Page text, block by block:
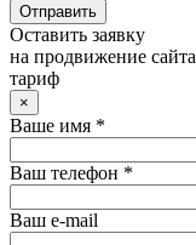
Отправить
Оставить заявку
на продвижение сайта
тариф
×
Ваше имя *
Ваш телефон *
Ваш e-mail